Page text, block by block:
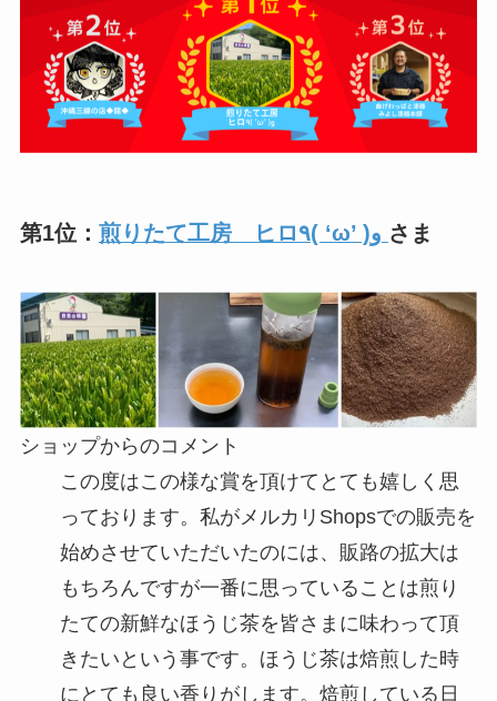
第1位： さま
ショップからのコメント
この度はこの様な賞を頂けてとても嬉しく思
っております。私がメルカリShopsでの販売を
始めさせていただいたのには、販路の拡大は
もちろんですが一番に思っていることは煎り
たての新鮮なほうじ茶を皆さまに味わって頂
きたいという事です。ほうじ茶は焙煎した時
にとても良い香りがします。焙煎している日